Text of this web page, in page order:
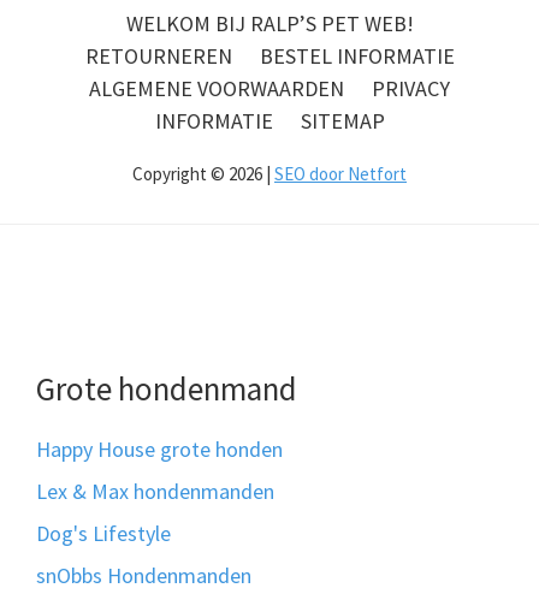
WELKOM BIJ RALP’S PET WEB!
RETOURNEREN
BESTEL INFORMATIE
ALGEMENE VOORWAARDEN
PRIVACY
INFORMATIE
SITEMAP
Copyright © 2026 | SEO door Netfort
Grote hondenmand
Happy House grote honden
Lex & Max hondenmanden
Dog's Lifestyle
snObbs Hondenmanden